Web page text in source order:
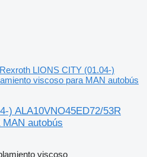
Rexroth LIONS CITY (01.04-)
viscoso para MAN autobús
) ALA10VNO45ED72/53R
autobús
viscoso